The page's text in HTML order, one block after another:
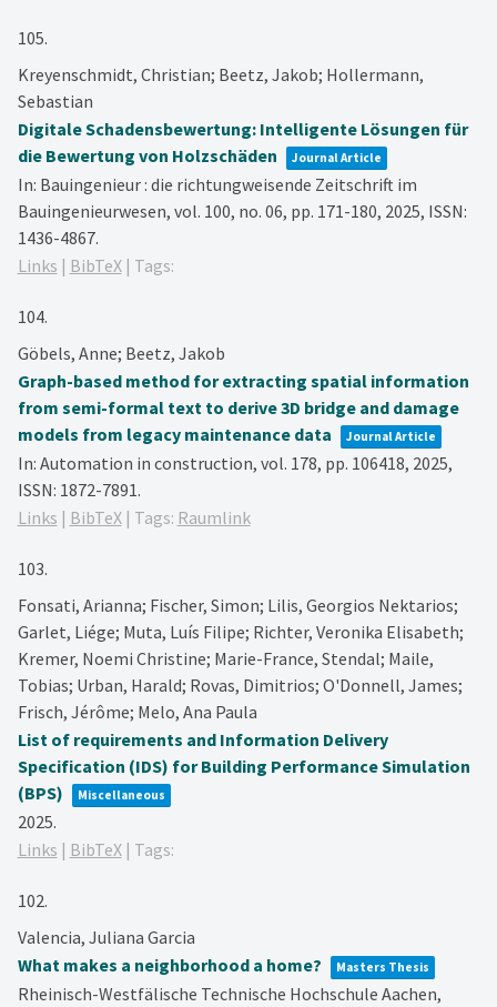
105.
Kreyenschmidt, Christian; Beetz, Jakob; Hollermann,
Sebastian
Digitale Schadensbewertung: Intelligente Lösungen für
die Bewertung von Holzschäden
Journal Article
In: Bauingenieur : die richtungweisende Zeitschrift im
Bauingenieurwesen, vol. 100, no. 06, pp. 171-180, 2025, ISSN:
1436-4867.
Links | BibTeX| Tags:
104.
Göbels, Anne; Beetz, Jakob
Graph-based method for extracting spatial information
from semi-formal text to derive 3D bridge and damage
models from legacy maintenance data
Journal Article
In: Automation in construction, vol. 178, pp. 106418, 2025,
ISSN: 1872-7891.
Links | BibTeX| Tags: Raumlink
103.
Fonsati, Arianna; Fischer, Simon; Lilis, Georgios Nektarios;
Garlet, Liége; Muta, Luís Filipe; Richter, Veronika Elisabeth;
Kremer, Noemi Christine; Marie-France, Stendal; Maile,
Tobias; Urban, Harald; Rovas, Dimitrios; O'Donnell, James;
Frisch, Jérôme; Melo, Ana Paula
List of requirements and Information Delivery
Specification (IDS) for Building Performance Simulation
(BPS)
Miscellaneous
2025.
Links | BibTeX| Tags:
102.
Valencia, Juliana Garcia
What makes a neighborhood a home?
Masters Thesis
Rheinisch-Westfälische Technische Hochschule Aachen,